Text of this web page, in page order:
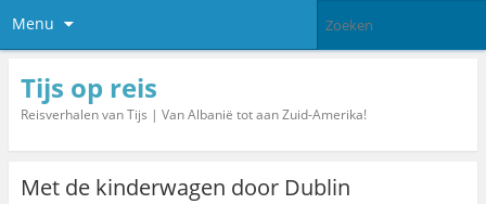
Menu
Tijs op reis
Reisverhalen van Tijs | Van Albanië tot aan Zuid-Amerika!
Met de kinderwagen door Dublin